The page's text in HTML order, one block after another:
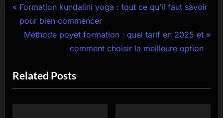
Navigation
de
P
r
o
u
s
Formation kundalini yoga : tout ce qu’il faut savoir
pour bien commencer
N
t
P
o
Méthode poyet formation : quel tarif en 2025 et
comment choisir la meilleure option
Related Posts